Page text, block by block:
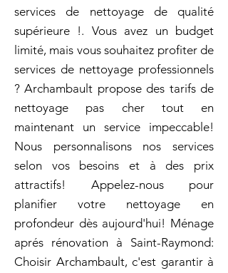
services de nettoyage de qualité
supérieure !. Vous avez un budget
limité, mais vous souhaitez profiter de
services de nettoyage professionnels
? Archambault propose des tarifs de
nettoyage pas cher tout en
maintenant un service impeccable!
Nous personnalisons nos services
selon vos besoins et à des prix
attractifs! Appelez-nous pour
planifier votre nettoyage en
profondeur dès aujourd'hui! Ménage
aprés rénovation à Saint-Raymond:
Choisir Archambault, c'est garantir à